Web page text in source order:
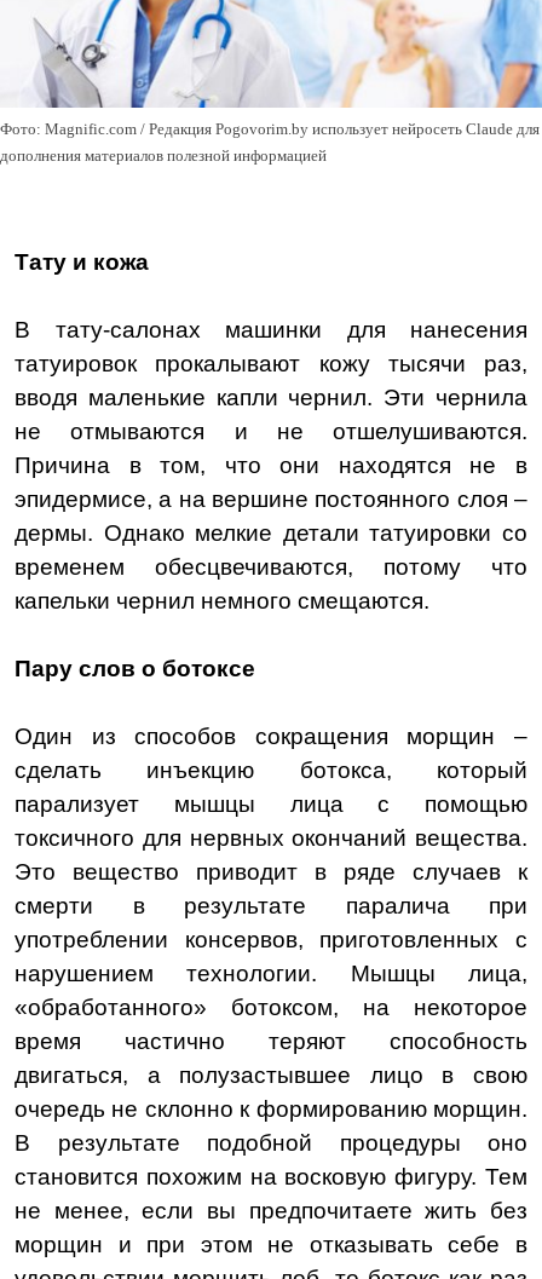
Фото: Magnific.com / Редакция Pogovorim.by использует нейросеть Claude для
дополнения материалов полезной информацией
Тату и кожа
В тату-салонах машинки для нанесения
татуировок прокалывают кожу тысячи раз,
вводя маленькие капли чернил. Эти чернила
не отмываются и не отшелушиваются.
Причина в том, что они находятся не в
эпидермисе, а на вершине постоянного слоя –
дермы. Однако мелкие детали татуировки со
временем обесцвечиваются, потому что
капельки чернил немного смещаются.
Пару слов о ботоксе
Один из способов сокращения морщин –
сделать инъекцию ботокса, который
парализует мышцы лица с помощью
токсичного для нервных окончаний вещества.
Это вещество приводит в ряде случаев к
смерти в результате паралича при
употреблении консервов, приготовленных с
нарушением технологии. Мышцы лица,
«обработанного» ботоксом, на некоторое
время частично теряют способность
двигаться, а полузастывшее лицо в свою
очередь не склонно к формированию морщин.
В результате подобной процедуры оно
становится похожим на восковую фигуру. Тем
не менее, если вы предпочитаете жить без
морщин и при этом не отказывать себе в